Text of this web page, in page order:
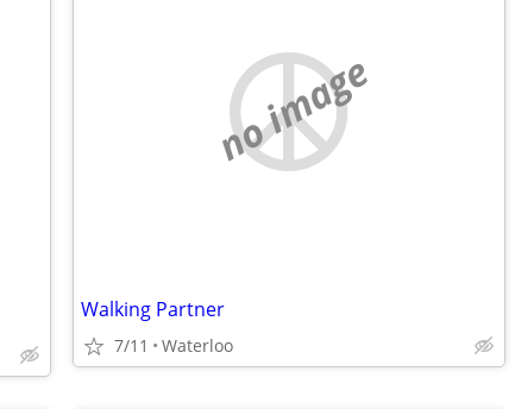
no image
Walking Partner
7/11 Waterloo